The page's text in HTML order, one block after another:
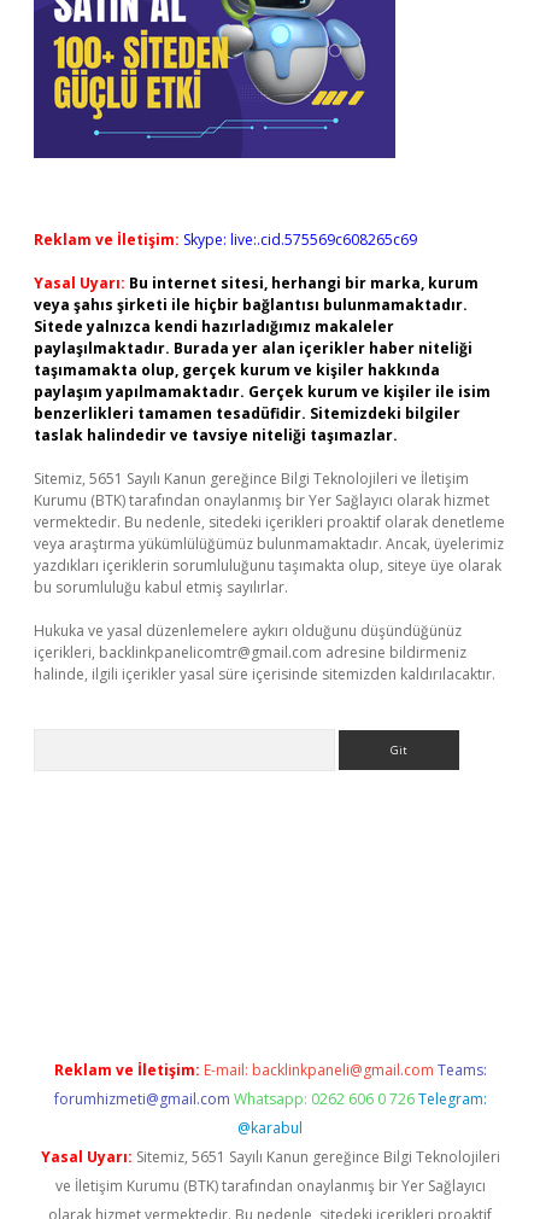
Reklam ve İletişim: Skype: live:.cid.575569c608265c69
Yasal Uyarı: Bu internet sitesi, herhangi bir marka, kurum
veya şahıs şirketi ile hiçbir bağlantısı bulunmamaktadır.
Sitede yalnızca kendi hazırladığımız makaleler
paylaşılmaktadır. Burada yer alan içerikler haber niteliği
taşımamakta olup, gerçek kurum ve kişiler hakkında
paylaşım yapılmamaktadır. Gerçek kurum ve kişiler ile isim
benzerlikleri tamamen tesadüfidir. Sitemizdeki bilgiler
taslak halindedir ve tavsiye niteliği taşımazlar.
Sitemiz, 5651 Sayılı Kanun gereğince Bilgi Teknolojileri ve İletişim
Kurumu (BTK) tarafından onaylanmış bir Yer Sağlayıcı olarak hizmet
vermektedir. Bu nedenle, sitedeki içerikleri proaktif olarak denetleme
veya araştırma yükümlülüğümüz bulunmamaktadır. Ancak, üyelerimiz
yazdıkları içeriklerin sorumluluğunu taşımakta olup, siteye üye olarak
bu sorumluluğu kabul etmiş sayılırlar.
Hukuka ve yasal düzenlemelere aykırı olduğunu düşündüğünüz
içerikleri, backlinkpanelicomtr@gmail.com adresine bildirmeniz
halinde, ilgili içerikler yasal süre içerisinde sitemizden kaldırılacaktır.
Reklam ve İletişim: E-mail: backlinkpaneli@gmail.com Teams:
forumhizmeti@gmail.com Whatsapp: 0262 606 0 726 Telegram:
@karabul
Yasal Uyarı: Sitemiz, 5651 Sayılı Kanun gereğince Bilgi Teknolojileri
ve İletişim Kurumu (BTK) tarafından onaylanmış bir Yer Sağlayıcı
olarak hizmet vermektedir. Bu nedenle, sitedeki içerikleri proaktif